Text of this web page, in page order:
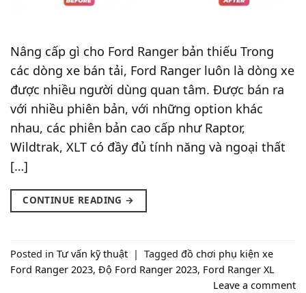
Nâng cấp gì cho Ford Ranger bản thiếu Trong
các dòng xe bán tải, Ford Ranger luôn là dòng xe
được nhiều người dùng quan tâm. Được bán ra
với nhiều phiên bản, với những option khác
nhau, các phiên bản cao cấp như Raptor,
Wildtrak, XLT có đầy đủ tính năng và ngoại thất
[…]
CONTINUE READING →
Posted in Tư vấn kỹ thuật | Tagged đồ chơi phụ kiện xe
Ford Ranger 2023, Độ Ford Ranger 2023, Ford Ranger XL
Leave a comment